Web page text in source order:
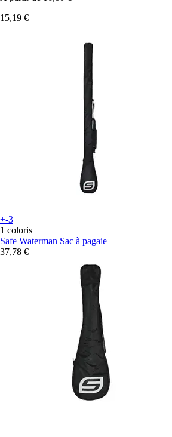
15,19 €
+-3
1 coloris
Safe Waterman Sac à pagaie
37,78 €